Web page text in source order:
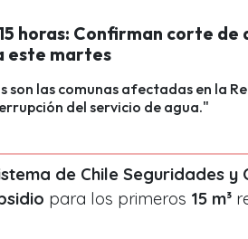
horas: Confirman corte de
este martes
son las comunas afectadas en la
del servicio de agua."
de Chile Seguridades y
para los primeros 15 m³